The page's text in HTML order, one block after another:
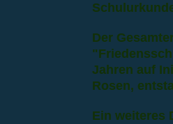
Der
Jahren auf
Rosen,
Ein weiteres